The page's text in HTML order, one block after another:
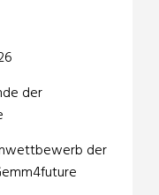
der
der